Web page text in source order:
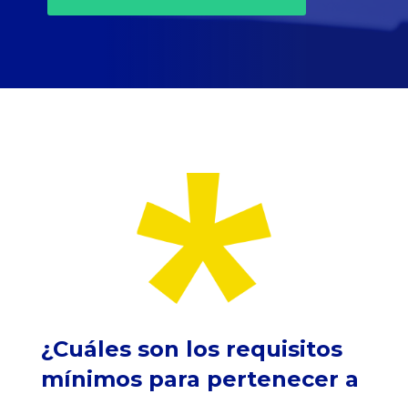
¿Cuáles son los requisitos
mínimos para pertenecer a